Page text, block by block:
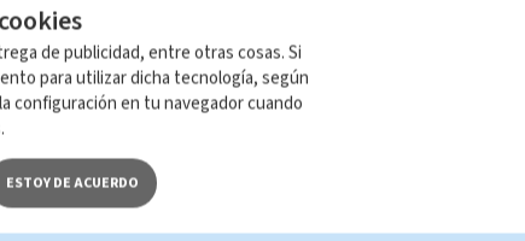
TELEDIARIO; su reproducción no
de publicidad, entre otras cosas. Si
para utilizar dicha tecnología, según
configuración en tu navegador cuando
ESTOY DE ACUERDO